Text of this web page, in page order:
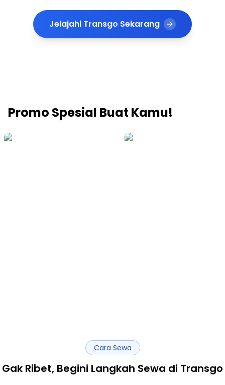
Jelajahi Transgo Sekarang
Promo Spesial Buat Kamu!
Cara Sewa
Gak Ribet, Begini Langkah Sewa di Transgo